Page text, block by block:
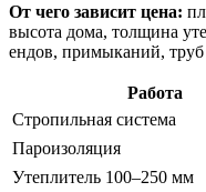
От чего зависит цена:
высота дома, толщина
ендов, примыканий,
Работа
Стропильная система
Пароизоляция
Утеплитель 100–250 мм